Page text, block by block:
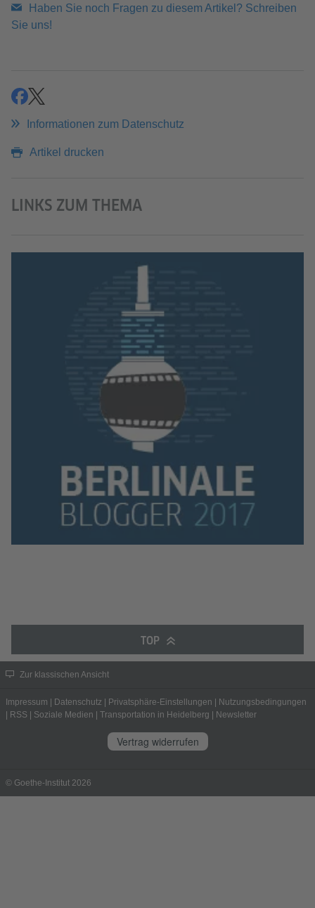
Haben Sie noch Fragen zu diesem Artikel? Schreiben
Sie uns!
teilenteilen
Informationen zum Datenschutz
Artikel drucken
LINKS ZUM THEMA
TOP
Zur klassischen Ansicht
Impressum Datenschutz Privatsphäre-Einstellungen
Nutzungsbedingungen
RSS Soziale Medien Transportation in Heidelberg Newsletter
Vertrag widerrufen
© Goethe-Institut 2026